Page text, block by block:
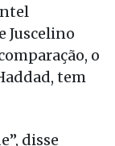
Juscelino
o
tem
disse